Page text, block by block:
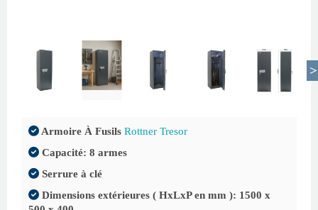
Armoire À Fusils Rottner Tresor
Capacité: 8 armes
Serrure à clé
Dimensions extérieures ( HxLxP en mm ): 1500 x